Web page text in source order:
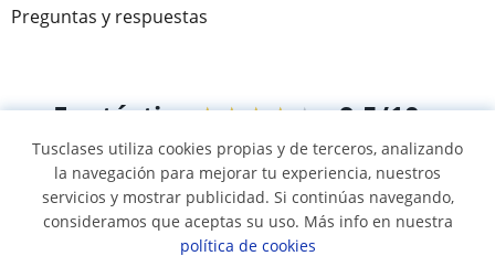
Preguntas y respuestas
Fantástica★★★★★ 9,5/10
305915 opiniones de alumnos
© 2007 - 2026 Tusclases.mx
Tusclases utiliza cookies propias y de terceros, analizando
la navegación para mejorar tu experiencia, nuestros
servicios y mostrar publicidad. Si continúas navegando,
consideramos que aceptas su uso. Más info en nuestra
política de cookies